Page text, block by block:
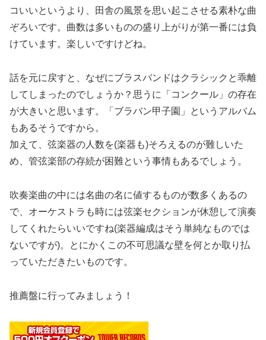
コいいというより、田舎の風景を思い起こさせる素朴な曲
ぞろいです。曲数は多いものの盛り上がりが第一番には負
けています。楽しいですけどね。
話を元に戻すと、なぜにブラスバンドはクラシックと乖離
してしまったのでしょうか？思うに「コンクール」の存在
が大きいと思います。「ブラバン甲子園」というアルバム
もあるそうですから。
加えて、弦楽器の人数を(楽器も)そろえるのが難しいた
め、管弦楽部の存続が困難という事情もあるでしょう。
吹奏楽曲の中には名曲の名に値するものが数多くあるの
で、オーケストラも時には弦楽セクションが休憩して演奏
してくれたらいいですね(楽器編成はそう単純なものでは
ないですが)。とにかくこの不可思議な壁を何とか取り払
っていただきたいものです。
推薦盤に行ってみましょう！